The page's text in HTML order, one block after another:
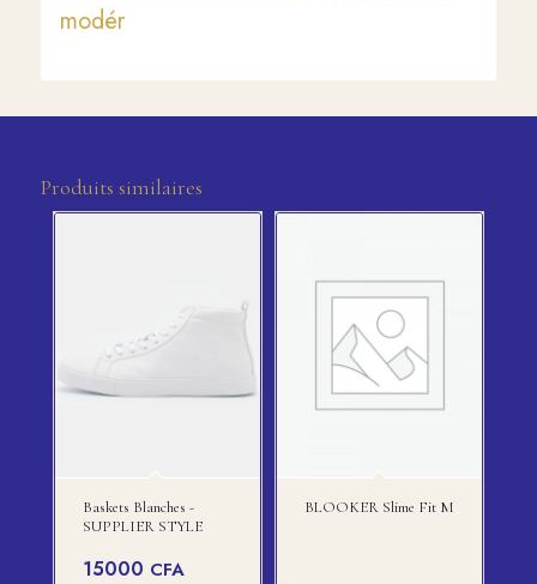
modér
Produits similaires
Baskets Blanches -
SUPPLIER STYLE
15000 CFA
BLOOKER Slime Fit M